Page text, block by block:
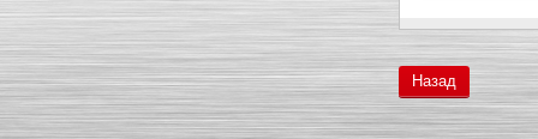
Назад